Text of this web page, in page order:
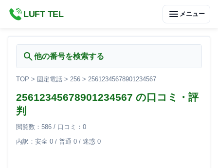
LUFT TEL menu メニュー
search 他の番号を検索する
TOP > 固定電話 > 256 > 25612345678901234567
25612345678901234567 の口コミ・評
判
閲覧数：586 / 口コミ：0
内訳：安全 0 / 普通 0 / 迷惑 0